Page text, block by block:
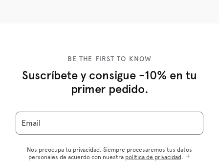
BE THE FIRST TO KNOW
Suscríbete y consigue -10% en tu
primer pedido.
Email
Nos preocupa tu privacidad. Siempre procesaremos tus datos
personales de acuerdo con nuestra política de privacidad .